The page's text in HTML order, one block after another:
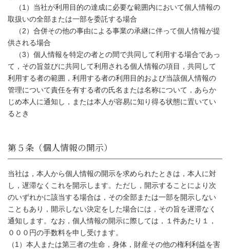
（1）当社が利用目的の達成に必要な範囲内において個人情報の
取扱いの全部または一部を委託する場合
（2）合併その他の事由による事業の承継に伴って個人情報が提
供される場合
（3）個人情報を特定の者との間で共同して利用する場合であっ
て，その旨並びに共同して利用される個人情報の項目，共同して
利用する者の範囲，利用する者の利用目的および当該個人情報の
管理について責任を有する者の氏名または名称について，あらか
じめ本人に通知し，または本人が容易に知り得る状態に置いてい
るとき
当社は，本人から個人情報の開示を求められたときは，本人に対
し，遅滞なくこれを開示します。ただし，開示することにより次
のいずれかに該当する場合は，その全部または一部を開示しない
こともあり，開示しない決定をした場合には，その旨を遅滞なく
通知します。なお，個人情報の開示に際しては，１件あたり１，
０００円の手数料を申し受けます。
（1）本人または第三者の生命，身体，財産その他の権利利益を害